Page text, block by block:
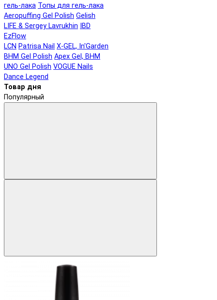
гель-лака Топы для гель-лака
Aeropuffing Gel Polish Gelish
LIFE & Sergey Lavrukhin
IBD
EzFlow
LCN Patrisa Nail X-GEL, In'Garden
BHM Gel Polish Apex Gel, BHM
UNO Gel Polish VOGUE Nails
Dance Legend
Товар дня
Популярный